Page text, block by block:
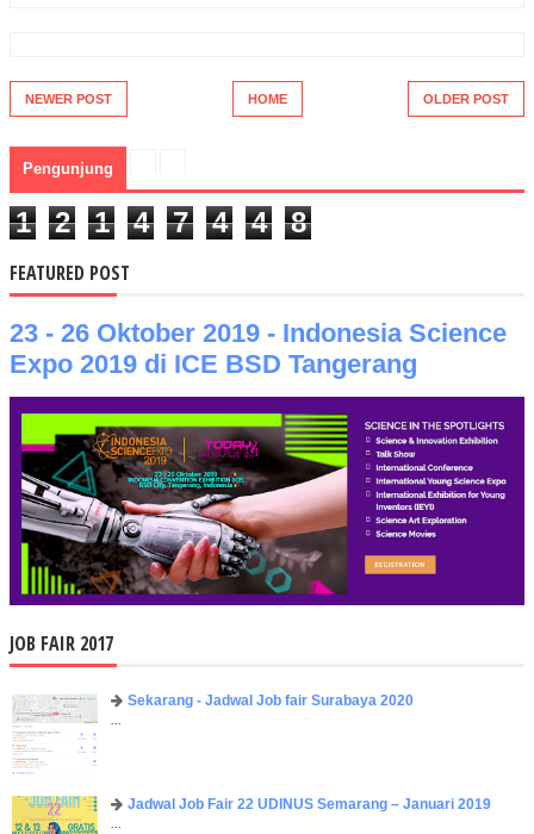
NEWER POST OLDER POST
HOME
Pengunjung
1 2 1 4 7 4 4 8
FEATURED POST
23 - 26 Oktober 2019 - Indonesia Science
Expo 2019 di ICE BSD Tangerang
JOB FAIR 2017
Sekarang - Jadwal Job fair Surabaya 2020
...
Jadwal Job Fair 22 UDINUS Semarang – Januari 2019
...